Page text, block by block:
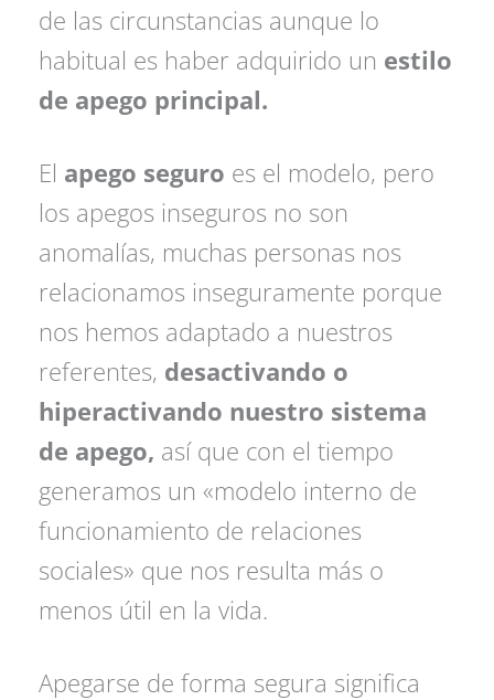
de las circunstancias aunque lo
habitual es haber adquirido un estilo
de apego principal.
El apego seguro es el modelo, pero
los apegos inseguros no son
anomalías, muchas personas nos
relacionamos inseguramente porque
nos hemos adaptado a nuestros
referentes, desactivando o
hiperactivando nuestro sistema
de apego, así que con el tiempo
generamos un «modelo interno de
funcionamiento de relaciones
sociales» que nos resulta más o
menos útil en la vida.
Apegarse de forma segura significa